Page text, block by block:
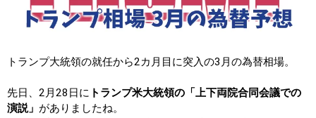
トランプ大統領の就任から2カ月目に突入の3月の為替相場。
先日、2月28日に トランプ米大統領の「上下両院合同会議での
演説」 がありましたね。